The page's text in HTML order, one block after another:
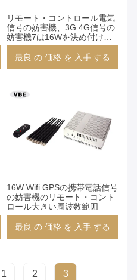
リモート・コントロール電気
信号の妨害機、3G 4G信号の
妨害機7は16Wを決め付けま
す
最良 の 価格 を 入手 する
16W Wifi GPSの携帯電話信号
の妨害機のリモート・コント
ロール大きい周波数範囲
最良 の 価格 を 入手 する
1 2 3